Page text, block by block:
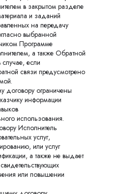
в закрытом разделе
и заданий
на передачу
выбранной
Программе
а также Обратной
если
связи предусмотрено
договору ограничены
информации
использования.
Исполнитель
услуг,
или услуг
а также не выдает
или повышении